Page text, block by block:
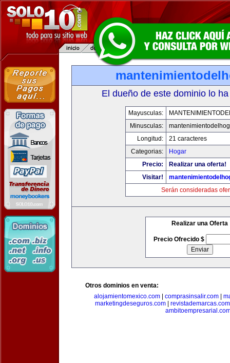
El dueño de este dominio lo
Mayusculas:
Minusculas:
Longitud:
21 caracteres
Categorias:
Hogar
Precio:
Realizar una oferta!
Visitar!
Serán consideradas
Realizar una Oferta
Precio Ofrecido $
Otros dominios en venta:
alojamientomexico.com| comprasinsalir.com|
marketingdeseguros.com
revistademarcas.com